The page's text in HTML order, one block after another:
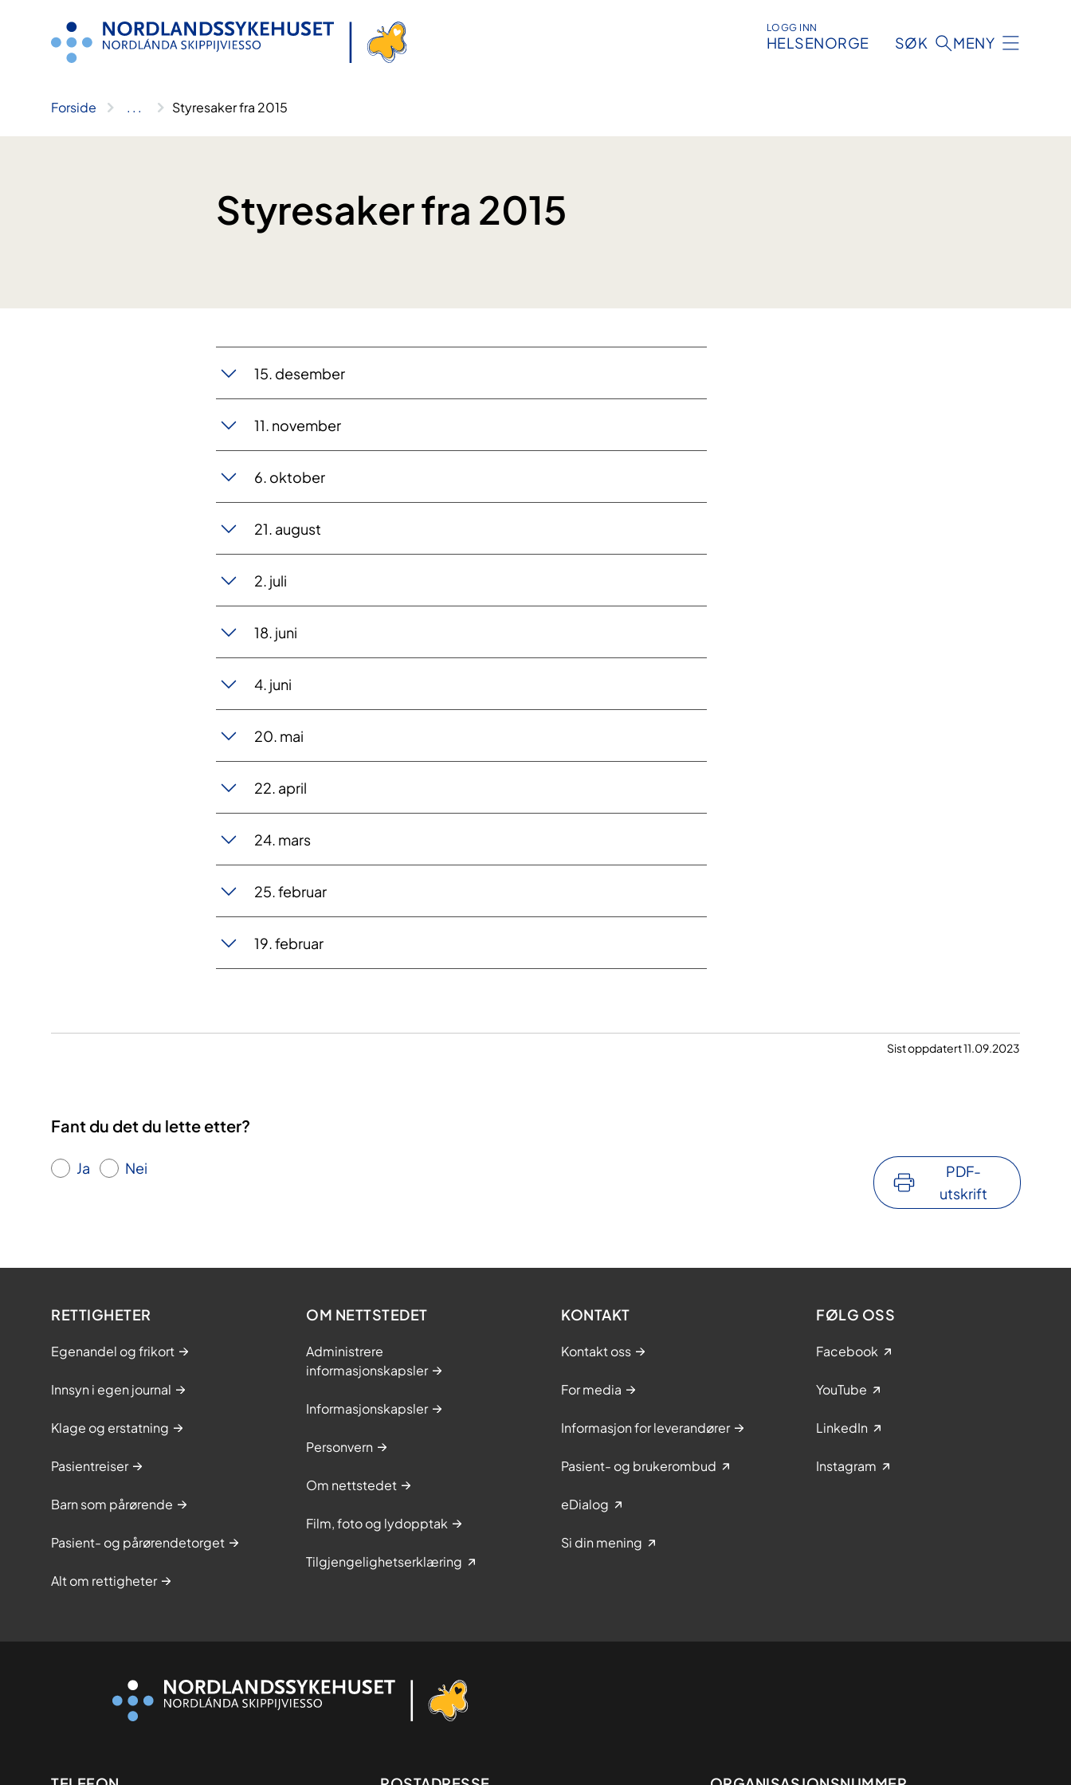
LOGG INN
HELSENORGE SØK MENY
Forside .. . Styresaker fra 2015
Styresaker fra 2015
15. des​​ember
11. ​​november
6. ​​​oktober
21. aug​​ust
2.​​ juli
18​​. juni
4.​ juni
20. m​ai
22. ap​​ril
24. ​​​mars
25. ​​februar
19. febr​​uar
Sist oppdatert 11.09.2023
Fant du det du lette etter?
Ja Nei
PDF-
utskrift
RETTIGHETER
Egenandel og frikort
Innsyn i egen journal
Klage og erstatning
Pasientreiser
Barn som pårørende
Pasient- og pårørendetorget
Alt om rettigheter
OM NETTSTEDET
Administrere
informasjonskapsler
Informasjonskapsler
Personvern
Om nettstedet
Film, foto og lydopptak
Tilgjengelighetserklæring
KONTAKT
Kontakt oss
For media
Informasjon for leverandører
Pasient- og brukerombud
eDialog
Si din mening
FØLG OSS
Facebook
YouTube
LinkedIn
Instagram